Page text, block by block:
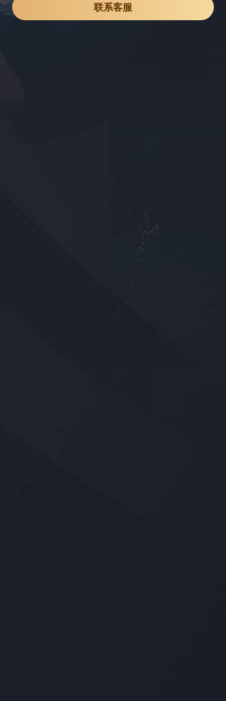
联系客服